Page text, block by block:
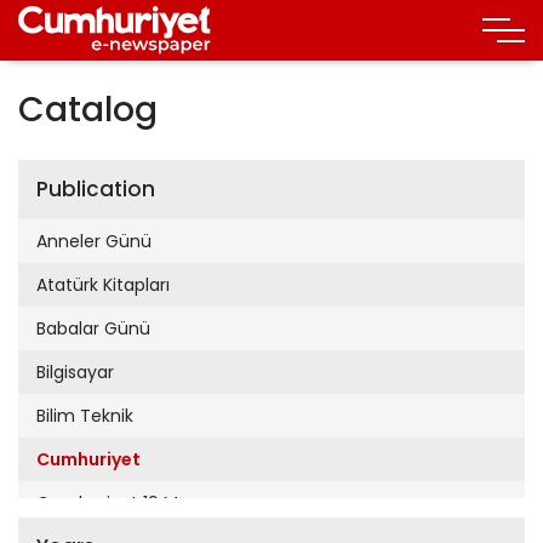
Catalog
Publication
Anneler Günü
Atatürk Kitapları
Babalar Günü
Bilgisayar
Bilim Teknik
Cumhuriyet
Cumhuriyet 19 Mayıs